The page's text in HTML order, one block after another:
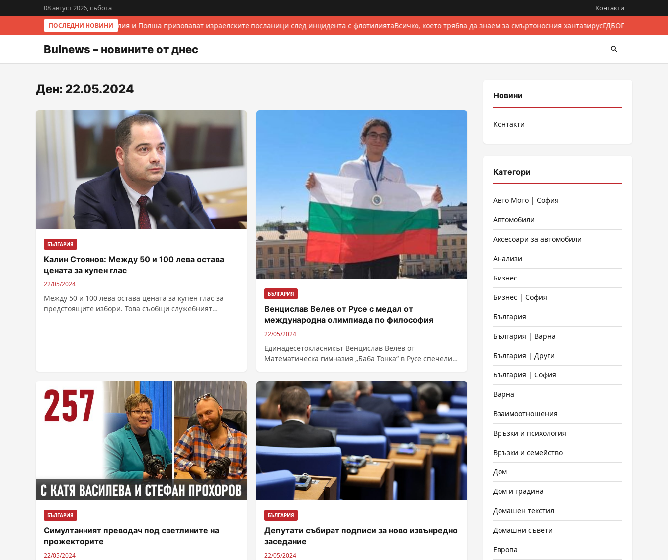
08 август 2026, събота Контакти
ПОСЛЕДНИ НОВИНИИталия и Полша призовават израелските посланици след инцидента с флотилиятаВсичко, което трябва да знаем за смъртоносния хантавирусГДБОП разби
Bulnews – новините от днес
Ден: 22.05.2024
БЪЛГАРИЯ
Калин Стоянов: Между 50 и 100 лева остава
цената за купен глас
22/05/2024
Между 50 и 100 лева остава цената за купен глас за
предстоящите избори. Това съобщи служебният
БЪЛГАРИЯ
Венцислав Велев от Русе с медал от
международна олимпиада по философия
22/05/2024
Единадесетокласникът Венцислав Велев от
Математическа гимназия „Баба Тонка“ в Русе спечели
философия, която се...
БЪЛГАРИЯ
Симултанният преводач под светлините на
прожекторите
22/05/2024
БЪЛГАРИЯ
Депутати събират подписи за ново извънредно
заседание
22/05/2024
Новини
Контакти
Категори
Авто Мото | София
Автомобили
Аксесоари за автомобили
Анализи
Бизнес
Бизнес | София
България
България | Варна
България | Други
България | София
Варна
Взаимоотношения
Връзки и психология
Връзки и семейство
Дом
Дом и градина
Домашен текстил
Домашни съвети
Европа